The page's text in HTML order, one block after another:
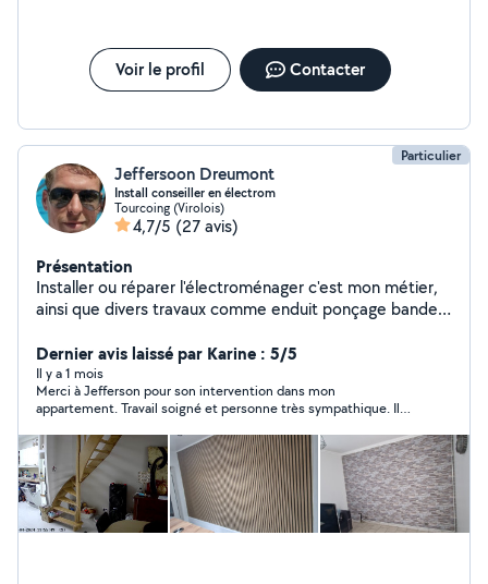
Voir le profil Contacter
Particulier
Jeffersoon Dreumont
Install conseiller en électrom
Tourcoing (Virolois)
4,7/5 (27 avis)
Présentation
Installer ou réparer l'électroménager c'est mon métier,
ainsi que divers travaux comme enduit ponçage bande
etc... Merci a vous.
Dernier avis laissé par Karine : 5/5
Il y a 1 mois
Merci à Jefferson pour son intervention dans mon
appartement. Travail soigné et personne très sympathique. Il
revenu le lendemain. Il a su s'adapter à mes contraintes
horaires. je recommande à 100%.